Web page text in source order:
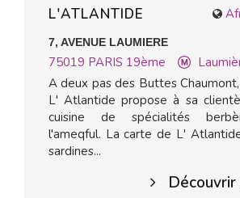
L'ATLANTIDE
7, AVENUE LAUMIERE
75019 PARIS 19ème
A deux pas des Buttes
L' Atlantide propose à sa
cuisine de spécialités
l'ameqful. La carte de L'
sardines...